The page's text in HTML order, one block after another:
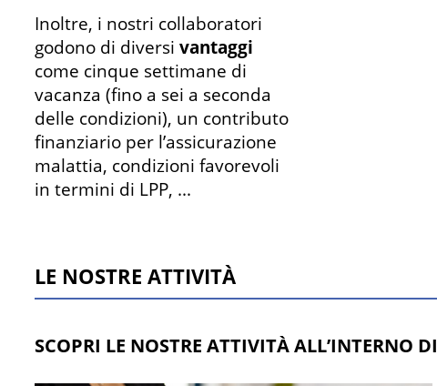
Inoltre, i nostri collaboratori
godono di diversi vantaggi
come cinque settimane di
vacanza (fino a sei a seconda
delle condizioni), un contributo
finanziario per l’assicurazione
malattia, condizioni favorevoli
in termini di LPP, ...
LE NOSTRE ATTIVITÀ
SCOPRI LE NOSTRE ATTIVITÀ ALL’INTERNO